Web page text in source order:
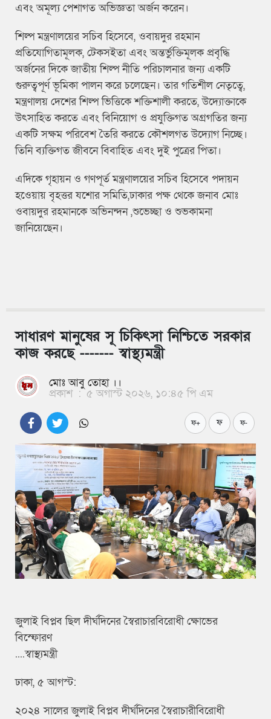
এবং অমূল্য পেশাগত অভিজ্ঞতা অর্জন করেন।
শিল্প মন্ত্রণালয়ের সচিব হিসেবে, ওবায়দুর রহমান
প্রতিযোগিতামূলক, টেকসইতা এবং অন্তর্ভুক্তিমূলক প্রবৃদ্ধি
অর্জনের দিকে জাতীয় শিল্প নীতি পরিচালনার জন্য একটি
গুরুত্বপূর্ণ ভূমিকা পালন করে চলেছেন। তার গতিশীল নেতৃত্বে,
মন্ত্রণালয় দেশের শিল্প ভিত্তিকে শক্তিশালী করতে, উদ্যোক্তাকে
উৎসাহিত করতে এবং বিনিয়োগ ও প্রযুক্তিগত অগ্রগতির জন্য
একটি সক্ষম পরিবেশ তৈরি করতে কৌশলগত উদ্যোগ নিচ্ছে।
তিনি ব্যক্তিগত জীবনে বিবাহিত এবং দুই পুত্রের পিতা।
এদিকে গৃহায়ন ও গণপূর্ত মন্ত্রণালয়ের সচিব হিসেবে পদায়ন
হওেয়ায় বৃহত্তর যশোর সমিতি,ঢাকার পক্ষ থেকে জনাব মোঃ
ওবায়দুর রহমানকে অভিনন্দন ,শুভেচ্ছা ও শুভকামনা
জানিয়েছেন।
সাধারণ মানুষের সূ চিকিৎসা নিশ্চিতে সরকার
কাজ করছে ------- স্বাস্থ্যমন্ত্রী
মোঃ আবু তোহা ।।
প্রকাশ : ৫ অগাস্ট ২০২৬, ১০:৪৫ পি এম
ফ+ ফ ফ-
জুলাই বিপ্লব ছিল দীর্ঘদিনের স্বৈরাচারবিরোধী ক্ষোভের
বিস্ফোরণ
....স্বাস্থ্যমন্ত্রী
ঢাকা, ৫ আগস্ট:
২০২৪ সালের জুলাই বিপ্লব দীর্ঘদিনের স্বৈরাচারীবিরোধী